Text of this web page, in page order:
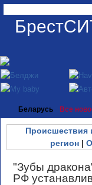
Беларусь Все
Происшествия
регион |
"Зубы
РФ